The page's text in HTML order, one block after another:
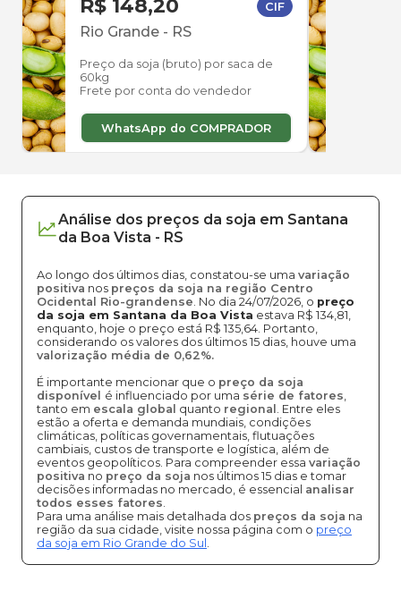
R$ 148,20 CIF
Rio Grande - RS
Preço da soja (bruto) por saca de
60kg
Frete por conta do vendedor
WhatsApp do COMPRADOR
Análise dos preços da soja em Santana
da Boa Vista - RS
Ao longo dos últimos dias, constatou-se uma variação
positiva nos preços da soja na região Centro
Ocidental Rio-grandense. No dia 24/07/2026, o preço
da soja em Santana da Boa Vista estava R$ 134,81,
enquanto, hoje o preço está R$ 135,64. Portanto,
considerando os valores dos últimos 15 dias, houve uma
valorização média de 0,62%.
É importante mencionar que o preço da soja
disponível é influenciado por uma série de fatores,
tanto em escala global quanto regional . Entre eles
estão a oferta e demanda mundiais, condições
climáticas, políticas governamentais, flutuações
cambiais, custos de transporte e logística, além de
eventos geopolíticos. Para compreender essa variação
positiva no preço da soja nos últimos 15 dias e tomar
decisões informadas no mercado, é essencial analisar
todos esses fatores.
Para uma análise mais detalhada dos preços da soja na
região da sua cidade, visite nossa página com o preço
da soja em Rio Grande do Sul .